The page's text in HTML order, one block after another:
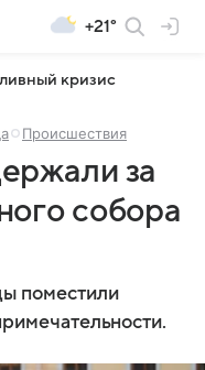
+21°
кризис
Происшествия
за
собора
поместили